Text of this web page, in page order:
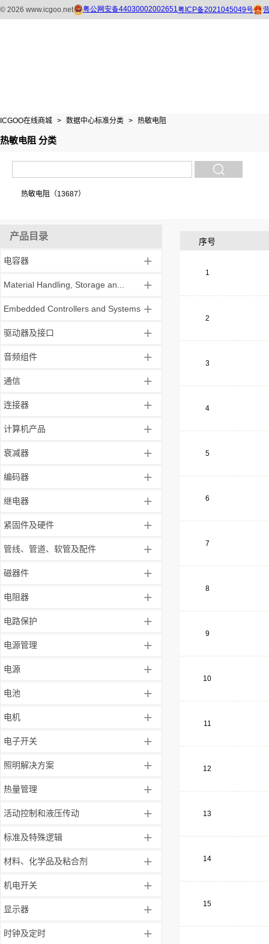
ICGOO在线商城 > 数据中心标准分类 > 热敏电阻
热敏电阻 分类
热敏电阻（13687）
产品目录
电容器 +
Material Handling, Storage an... +
Embedded Controllers and Systems +
驱动器及接口 +
音频组件 +
通信 +
连接器 +
计算机产品 +
衰减器 +
编码器 +
继电器 +
紧固件及硬件 +
管线、管道、软管及配件 +
磁器件 +
电阻器 +
电路保护 +
电源管理 +
电源 +
电池 +
电机 +
电子开关 +
照明解决方案 +
热量管理 +
活动控制和液压传动 +
标准及特殊逻辑 +
材料、化学品及粘合剂 +
机电开关 +
显示器 +
时钟及定时 +
序号
1
2
3
4
5
6
7
8
9
10
11
12
13
14
15